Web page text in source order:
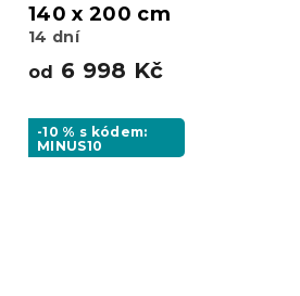
140 x 200 cm
14 dní
od 6 998 Kč
-10 % s kódem:
MINUS10